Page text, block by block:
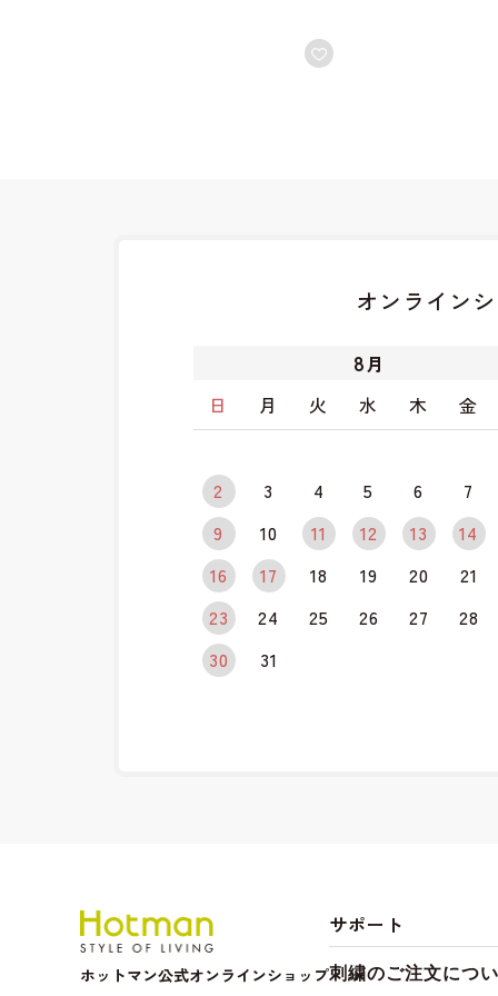
オンライン
8月
日
月 火 水 木 金
2 3 4 5 6
7
9
10 11 12 13
14
16
17 18 19 20
21
23
24 25 26 27
28
30
31
ホットマン公式オンラインショップ
サポート
刺繍のご注文につ